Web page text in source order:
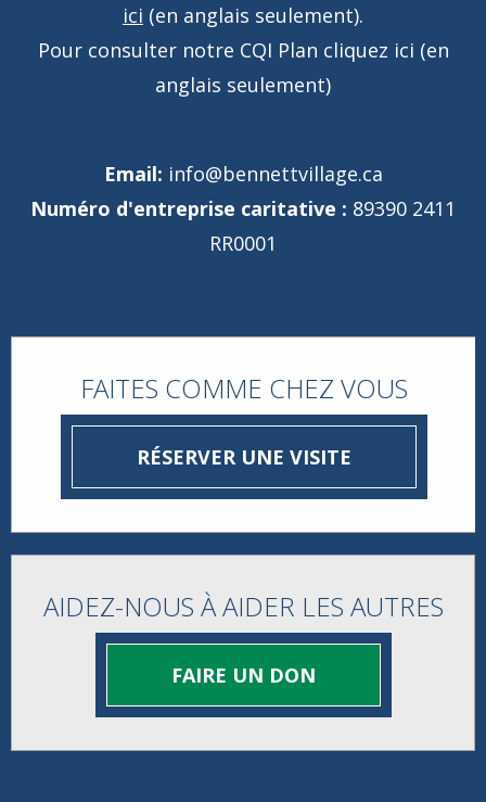
ici (en anglais seulement).
Pour consulter notre CQI Plan cliquez ici (en
anglais seulement)
Email: info@bennettvillage.ca
Numéro d'entreprise caritative : 89390 2411
RR0001
FAITES COMME CHEZ VOUS
RÉSERVER UNE VISITE
AIDEZ-NOUS À AIDER LES AUTRES
FAIRE UN DON